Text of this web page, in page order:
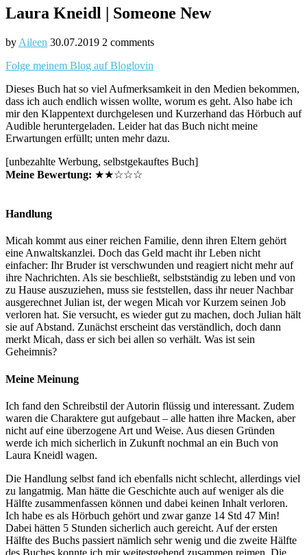
Laura Kneidl | Someone New
by Aileen 30.07.2019 2 comments
Folge meinem Blog auf Bloglovin
Dieses Buch hat so viel Aufmerksamkeit in den Medien bekommen,
dass ich auch endlich wissen wollte, worum es geht. Also habe ich
mir den Klappentext durchgelesen und Kurzerhand das Hörbuch auf
Audible heruntergeladen. Leider hat das Buch nicht meine
Erwartungen erfüllt; unten mehr dazu.
[unbezahlte Werbung, selbstgekauftes Buch]
Meine Bewertung: ★★☆☆☆
Handlung
Micah kommt aus einer reichen Familie, denn ihren Eltern gehört
eine Anwaltskanzlei. Doch das Geld macht ihr Leben nicht
einfacher: Ihr Bruder ist verschwunden und reagiert nicht mehr auf
ihre Nachrichten. Als sie beschließt, selbstständig zu leben und von
zu Hause auszuziehen, muss sie feststellen, dass ihr neuer Nachbar
ausgerechnet Julian ist, der wegen Micah vor Kurzem seinen Job
verloren hat. Sie versucht, es wieder gut zu machen, doch Julian hält
sie auf Abstand. Zunächst erscheint das verständlich, doch dann
merkt Micah, dass er sich bei allen so verhält. Was ist sein
Geheimnis?
Meine Meinung
Ich fand den Schreibstil der Autorin flüssig und interessant. Zudem
waren die Charaktere gut aufgebaut – alle hatten ihre Macken, aber
nicht auf eine überzogene Art und Weise. Aus diesen Gründen
werde ich mich sicherlich in Zukunft nochmal an ein Buch von
Laura Kneidl wagen.
Die Handlung selbst fand ich ebenfalls nicht schlecht, allerdings viel
zu langatmig. Man hätte die Geschichte auch auf weniger als die
Hälfte zusammenfassen können und dabei keinen Inhalt verloren.
Ich habe es als Hörbuch gehört und zwar ganze 14 Std 47 Min!
Dabei hätten 5 Stunden sicherlich auch gereicht. Auf der ersten
Hälfte des Buchs passiert nämlich sehr wenig und die zweite Hälfte
des Buches konnte ich mir weitestgehend zusammen reimen. Die